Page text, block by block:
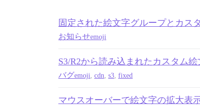
固定された絵文字グループとカス
お知らせemoji
S3/R2から読み込まれたカスタム
バグemoji cdn s3 fixed
マウスオーバーで絵文字の拡大表